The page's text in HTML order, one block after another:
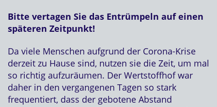
Bitte vertagen Sie das Entrümpeln auf einen
späteren Zeitpunkt!
Da viele Menschen aufgrund der Corona-Krise
derzeit zu Hause sind, nutzen sie die Zeit, um mal
so richtig aufzuräumen. Der Wertstoffhof war
daher in den vergangenen Tagen so stark
frequentiert, dass der gebotene Abstand